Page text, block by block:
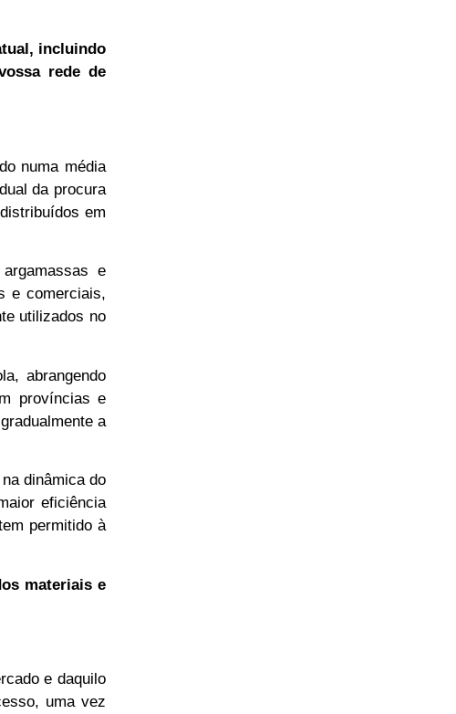
incluindo
rede de
numa média
da procura
em
e
e comerciais,
utilizados no
abrangendo
províncias e
a
dinâmica do
eficiência
permitido à
materiais e
e daquilo
uma vez